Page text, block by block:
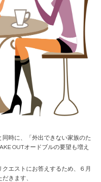
時に、「外出できない家族のた
OUTオードブルの要望も増え
エストにお答えするため、６月
きます、